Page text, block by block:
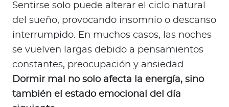
Sentirse solo puede alterar el ciclo natural
del sueño, provocando insomnio o descanso
interrumpido. En muchos casos, las noches
se vuelven largas debido a pensamientos
constantes, preocupación y ansiedad.
Dormir mal no solo afecta la energía, sino
también el estado emocional del día